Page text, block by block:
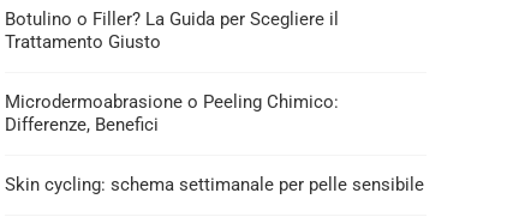
Botulino o Filler? La Guida per Scegliere il
Trattamento Giusto
Microdermoabrasione o Peeling Chimico:
Differenze, Benefici
Skin cycling: schema settimanale per pelle sensibile